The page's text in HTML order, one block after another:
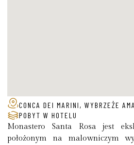
CONCA DEI MARINI, WYBRZEŻE
POBYT W HOTELU
Monastero Santa Rosa jest
położonym na malowniczym